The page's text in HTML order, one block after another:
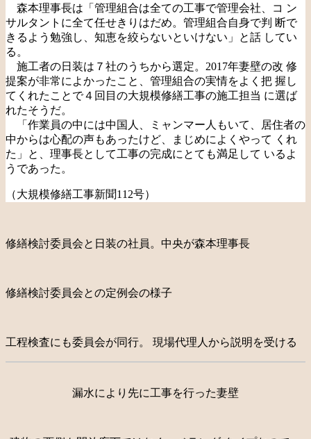
森本理事長は「管理組合は全ての工事で管理会社、コ ン
サルタントに全て任せきりはだめ。管理組合自身で判 断で
きるよう勉強し、知恵を絞らないといけない」と話 してい
る。
施工者の日装は７社のうちから選定。2017年妻壁の改 修
提案が非常によかったこと、管理組合の実情をよく把 握し
てくれたことで４回目の大規模修繕工事の施工担当 に選ば
れたそうだ。
「作業員の中には中国人、ミャンマー人もいて、居住者の
中からは心配の声もあったけど、まじめによくやって くれ
た」と、理事長として工事の完成にとても満足して いるよ
うであった。
（大規模修繕工事新聞112号）
修繕検討委員会と日装の社員。中央が森本理事長
修繕検討委員会との定例会の様子
工程検査にも委員会が同行。 現場代理人から説明を受ける
漏水により先に工事を行った妻壁